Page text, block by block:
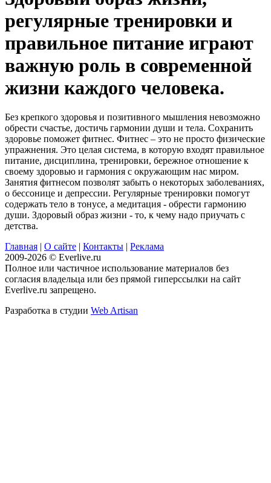
регулярные тренировки и
правильное питание играют
важную роль в современной
жизни каждого человека.
Без крепкого здоровья и позитивного мышления невозможно
обрести счастье, достичь гармонии души и тела. Сохранить
здоровье поможет фитнес. Фитнес – это не просто физические
упражнения. Это целая система, в которую входят правильное
питание, дисциплина, тренировки, бережное отношение к
своему здоровью и гармония с окружающим нас миром.
Занятия фитнесом позволят забыть о некоторых заболеваниях,
о бессонице и депрессии. Регулярные тренировки помогут
содержать тело в тонусе, а медитация - обрести гармонию
души. Здоровый образ жизни - то, к чему надо приучать с
детства.
Главная | О сайте | Контакты | Реклама
2009-2026 © Everlive.ru
Полное или частичное использование материалов без
согласия владельца или без прямой гиперссылки на сайт
Everlive.ru запрещено.
Разработка в студии Web Artisan